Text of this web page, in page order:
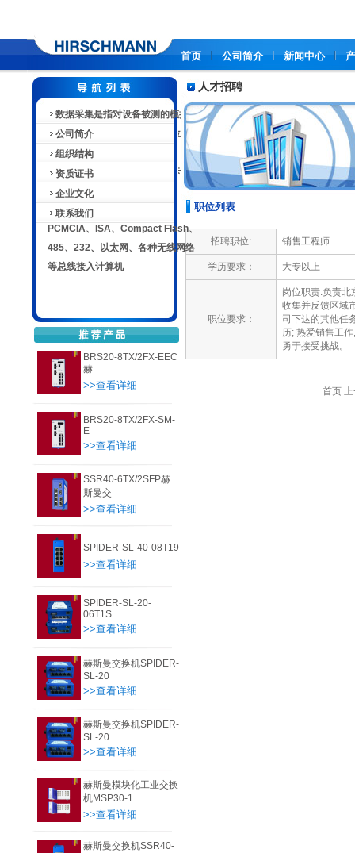
首页 公司简介 新闻中心
数据采集是指对设备被测的模拟或
数字信号，自动采集并送到上位机中
进行分析、处理。数据采集卡，即实
现数据采集功能的计算机扩展卡，可
以通过USB、PXI、PCI、PCI
Express、火线（1394）、
PCMCIA、ISA、Compact Flash、
485、232、以太网、各种无线网络
等总线接入计算机
公司简介
组织结构
资质证书
企业文化
联系我们
BRS20-8TX/2FX-EEC
赫
>>查看详细
BRS20-8TX/2FX-SM-
E
>>查看详细
SSR40-6TX/2SFP赫
斯曼交
>>查看详细
SPIDER-SL-40-08T19
>>查看详细
SPIDER-SL-20-
06T1S
>>查看详细
赫斯曼交换机SPIDER-
SL-20
>>查看详细
赫斯曼交换机SPIDER-
SL-20
>>查看详细
赫斯曼模块化工业交换
机MSP30-1
>>查看详细
赫斯曼交换机SSR40-
人才招聘
职位列表
招聘职位: 销售工程师
学历要求： 大专以上
职位要求：
岗位职责:负责北
收集并反馈区域
司下达的其他任
历; 热爱销售工
勇于接受挑战。
首页